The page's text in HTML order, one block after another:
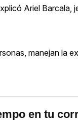
Ariel
manejan la
en tu